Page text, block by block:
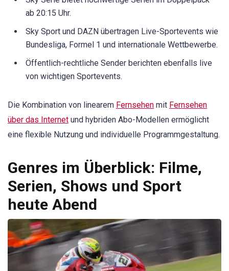
ab 20:15 Uhr.
Sky Sport und DAZN übertragen Live-Sportevents wie
Bundesliga, Formel 1 und internationale Wettbewerbe.
Öffentlich-rechtliche Sender berichten ebenfalls live
von wichtigen Sportevents.
Die Kombination von linearem Fernsehen mit Fernsehen
über das Internet und hybriden Abo-Modellen ermöglicht
eine flexible Nutzung und individuelle Programmgestaltung.
Genres im Überblick: Filme,
Serien, Shows und Sport
heute Abend